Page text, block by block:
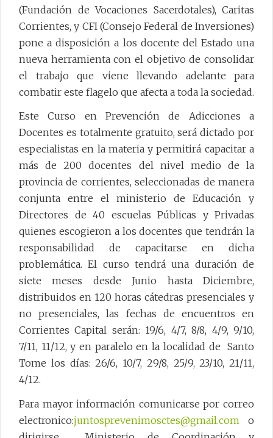
(Fundación de Vocaciones Sacerdotales), Caritas
Corrientes, y CFI (Consejo Federal de Inversiones)
pone a disposición a los docente del Estado una
nueva herramienta con el objetivo de consolidar
el trabajo que viene llevando adelante para
combatir este flagelo que afecta a toda la sociedad.
Este Curso en Prevención de Adicciones a
Docentes es totalmente gratuito, será dictado por
especialistas en la materia y permitirá capacitar a
más de 200 docentes del nivel medio de la
provincia de corrientes, seleccionadas de manera
conjunta entre el ministerio de Educación y
Directores de 40 escuelas Públicas y Privadas
quienes escogieron a los docentes que tendrán la
responsabilidad de capacitarse en dicha
problemática. El curso tendrá una duración de
siete meses desde Junio hasta Diciembre,
distribuidos en 120 horas cátedras presenciales y
no presenciales, las fechas de encuentros en
Corrientes Capital serán: 19/6, 4/7, 8/8, 4/9, 9/10,
7/11, 11/12, y en paralelo en la localidad de Santo
Tome los días: 26/6, 10/7, 29/8, 25/9, 23/10, 21/11,
4/12.
Para mayor información comunicarse por correo
electronico:juntosprevenimosctes@gmail.com o